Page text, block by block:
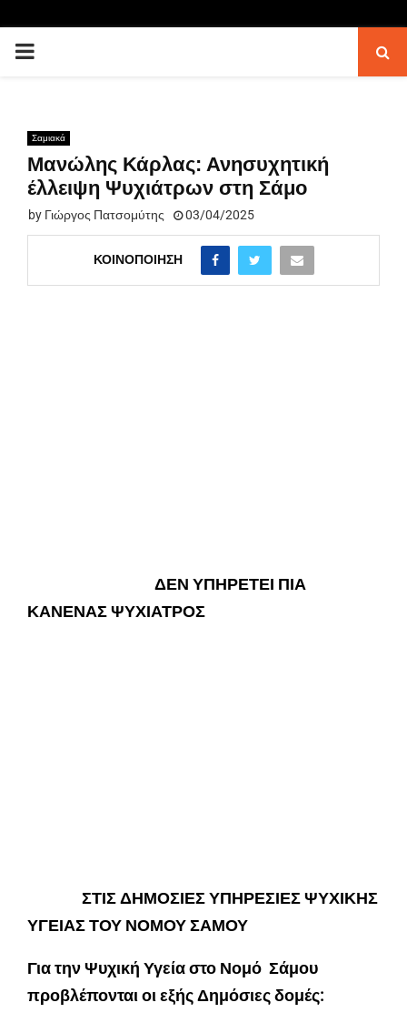
PRIMARY
Σαμιακά
Μανώλης Κάρλας: Ανησυχητική
έλλειψη Ψυχιάτρων στη Σάμο
by Γιώργος Πατσομύτης 03/04/2025
ΚΟΙΝΟΠΟΊΗΣΗ
ΔΕΝ ΥΠΗΡΕΤΕΙ ΠΙΑ
ΚΑΝΕΝΑΣ ΨΥΧΙΑΤΡΟΣ
ΣΤΙΣ ΔΗΜΟΣΙΕΣ ΥΠΗΡΕΣΙΕΣ ΨΥΧΙΚΗΣ
ΥΓΕΙΑΣ ΤΟΥ ΝΟΜΟΥ ΣΑΜΟΥ
Για την Ψυχική Υγεία στο Νομό Σάμου
προβλέπονται οι εξής Δημόσιες δομές: